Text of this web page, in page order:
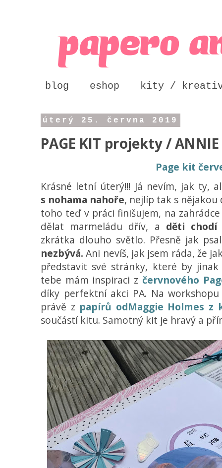
blog eshop kity /
úterý 25. června 2019
PAGE KIT projekty / ANNIE
Page kit
Krásné letní úterý!!! Já nevím, jak ty,
s nohama nahoře, nejlíp tak s
toho teď v práci finišujem, na
dělat marmeládu dřív, a děti chodí
zkrátka dlouho světlo. Přesně jak
nezbývá. Ani nevíš, jak jsem ráda, že
představit své stránky, které by
tebe mám inspiraci z červnového
díky perfektní akci PA. Na
právě z papírů odMaggie Holmes z
součástí kitu. Samotný kit je hravý a